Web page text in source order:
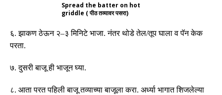
Spread the batter on hot
griddle ( पीठ तव्यावर पसरा)
६.झाकण ठेऊन २–३ मिनिटे भाजा.नंतर थोडे तेल/तूप घाला व पॅन केक
परता.
७.दुसरी बाजू ही भाजून घ्या.
८. आता परत पहिली बाजू तव्याच्या बाजूला करा. अर्ध्या भागात शिजलेल्या